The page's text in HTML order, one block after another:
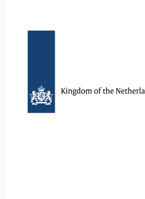
ჯანმრთელობის